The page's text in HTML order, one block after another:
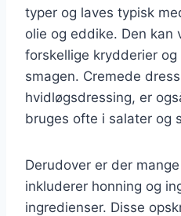
typer og laves typisk
olie og eddike. Den kan
forskellige krydderier
smagen. Cremede
hvidløgsdressing, er
bruges ofte i salater og
Derudover er der
inkluderer honning og
ingredienser. Disse